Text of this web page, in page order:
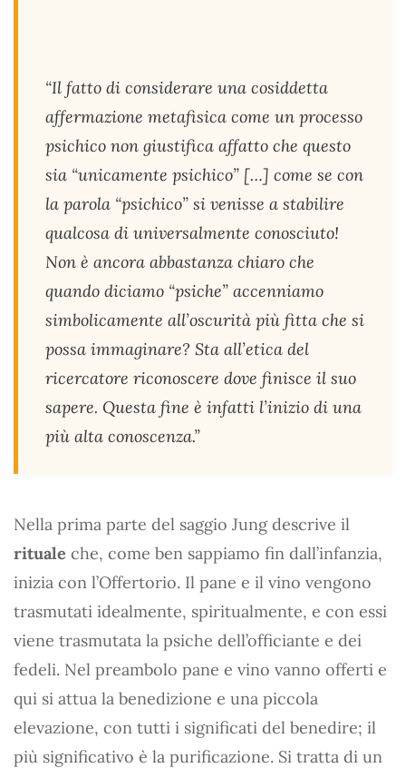
“Il fatto di considerare una cosiddetta
affermazione metafisica come un processo
psichico non giustifica affatto che questo
sia “unicamente psichico” […] come se con
la parola “psichico” si venisse a stabilire
qualcosa di universalmente conosciuto!
Non è ancora abbastanza chiaro che
quando diciamo “psiche” accenniamo
simbolicamente all’oscurità più fitta che si
possa immaginare? Sta all’etica del
ricercatore riconoscere dove finisce il suo
sapere. Questa fine è infatti l’inizio di una
più alta conoscenza.”
Nella prima parte del saggio Jung descrive il
rituale che, come ben sappiamo fin dall’infanzia,
inizia con l’Offertorio. Il pane e il vino vengono
trasmutati idealmente, spiritualmente, e con essi
viene trasmutata la psiche dell’officiante e dei
fedeli. Nel preambolo pane e vino vanno offerti e
qui si attua la benedizione e una piccola
elevazione, con tutti i significati del benedire; il
più significativo è la purificazione. Si tratta di un